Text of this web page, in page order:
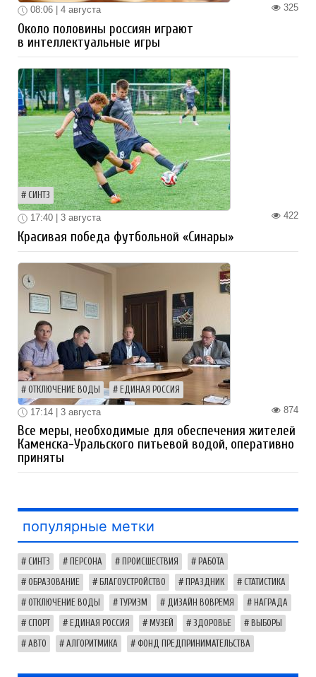
325
08:06 | 4 августа
Около половины россиян играют
в интеллектуальные игры
СИНТЗ
422
17:40 | 3 августа
Красивая победа футбольной «Синары»
ОТКЛЮЧЕНИЕ ВОДЫ ЕДИНАЯ РОССИЯ
874
17:14 | 3 августа
Все меры, необходимые для обеспечения жителей
Каменска-Уральского питьевой водой, оперативно
приняты
популярные метки
СИНТЗ ПЕРСОНА ПРОИСШЕСТВИЯ РАБОТА
ОБРАЗОВАНИЕ БЛАГОУСТРОЙСТВО ПРАЗДНИК СТАТИСТИКА
ОТКЛЮЧЕНИЕ ВОДЫ ТУРИЗМ ДИЗАЙН ВОВРЕМЯ НАГРАДА
СПОРТ ЕДИНАЯ РОССИЯ МУЗЕЙ ЗДОРОВЬЕ ВЫБОРЫ
АВТО АЛГОРИТМИКА ФОНД ПРЕДПРИНИМАТЕЛЬСТВА